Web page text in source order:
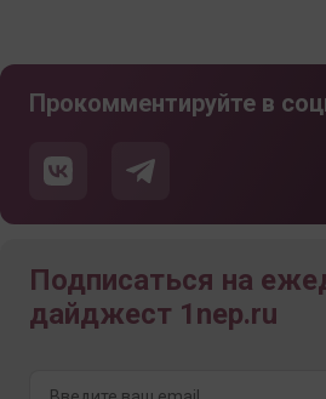
Прокомментируйте в
Подписаться на
дайджест 1nep.ru